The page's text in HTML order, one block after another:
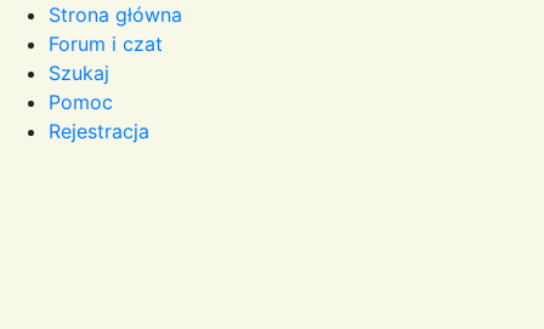
Strona główna
Forum i czat
Szukaj
Pomoc
Rejestracja